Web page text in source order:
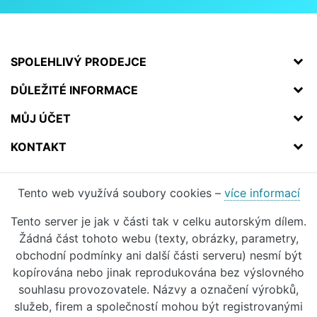
SPOLEHLIVÝ PRODEJCE
DŮLEŽITÉ INFORMACE
MŮJ ÚČET
KONTAKT
Tento web využívá soubory cookies – více informací
Tento server je jak v části tak v celku autorským dílem.
Žádná část tohoto webu (texty, obrázky, parametry,
obchodní podmínky ani další části serveru) nesmí být
kopírována nebo jinak reprodukována bez výslovného
souhlasu provozovatele. Názvy a označení výrobků,
služeb, firem a společností mohou být registrovanými